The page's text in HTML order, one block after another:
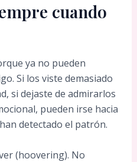
cuando
ya no pueden
Si los viste demasiado
si dejaste de admirarlos
pueden irse hacia
detectado el patrón.
(hoovering). No